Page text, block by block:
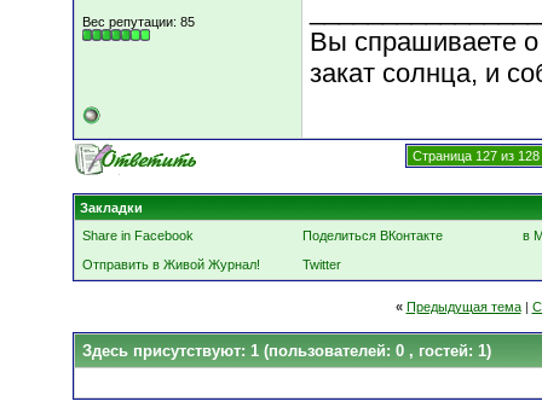
Вес репутации: 85
Вы спрашиваете
закат солнца, и
Страница 127 из 128
Закладки
Share in Facebook
Поделиться ВКонтакте
в
Отправить в Живой Журнал!
Twitter
« Предыдущая тема|
Здесь присутствуют: 1 (пользователей: 0 , гостей: 1)